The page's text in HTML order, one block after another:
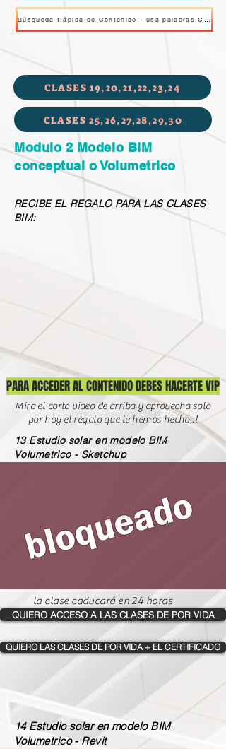
Búsqueda Rápida de Contenido - usa palabras CLAVE
CLASES 19,20,21,22,23,24
CLASES 25,26,27,28,29,30
Modulo 2 Modelo BIM
conceptual o Volumetrico
RECIBE EL REGALO PARA LAS CLASES
BIM:
PARA ACCEDER AL CONTENIDO DEBES HACERTE VIP
Mira el corto video de arriba y aprovecha solo
por hoy el regalo que te hemos hecho,.!
13 Estudio solar en modelo BIM
Volumetrico - Sketchup
la clase caducará en 24 horas
QUIERO ACCESO A LAS CLASES DE POR VIDA
QUIERO LAS CLASES DE POR VIDA + EL CERTIFICADO
14 Estudio solar en modelo BIM
Volumetrico - Revit